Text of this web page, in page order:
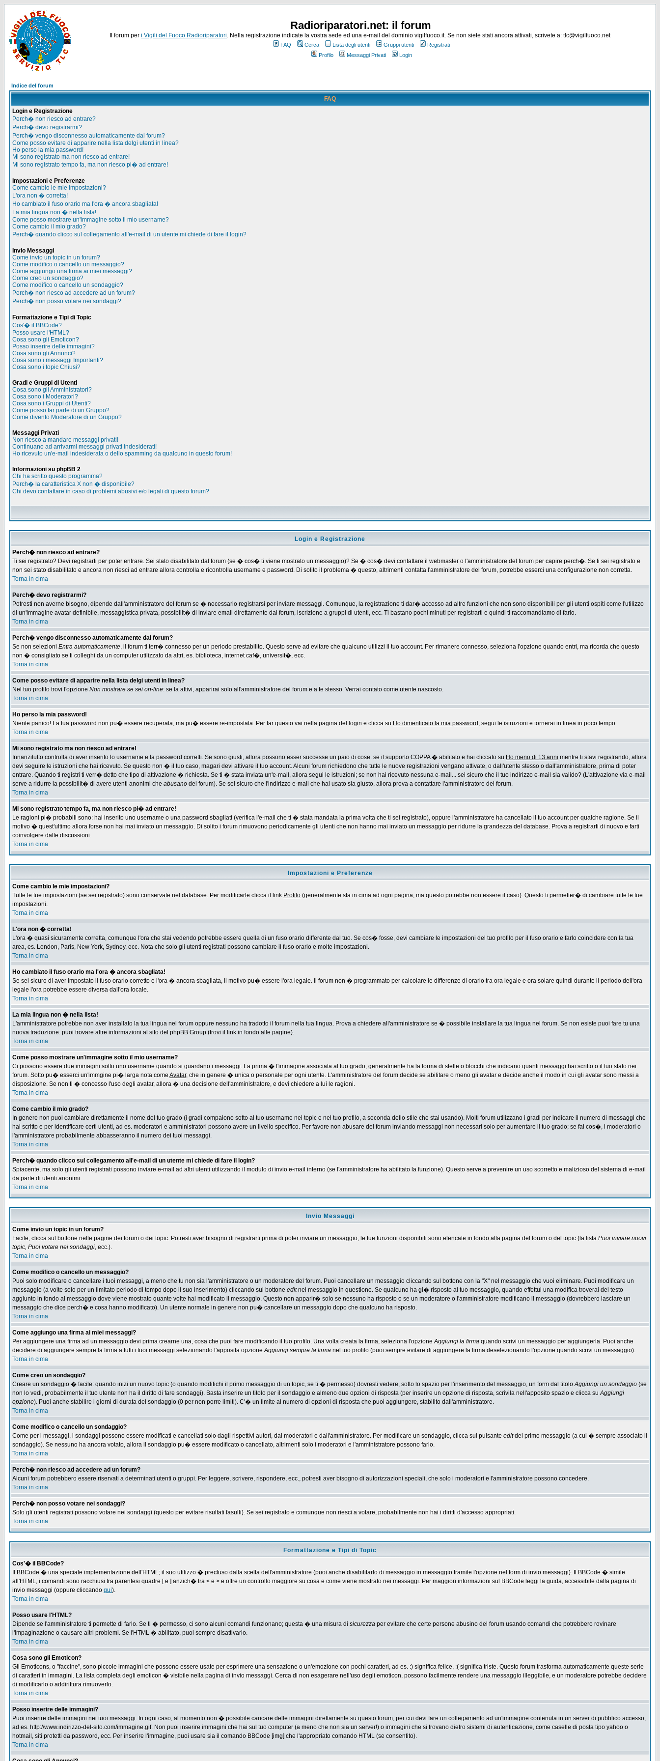
Radioriparatori.net: il forum
Il forum per i Vigili del Fuoco Radioriparatori. Nella registrazione indicate la vostra sede ed una e-mail del dominio vigilfuoco.it. Se non siete stati ancora attivati, scrivete a: tlc@vigilfuoco.net
FAQ Cerca Lista degli utenti Gruppi utenti
Registrati
Profilo
Messaggi Privati Login
Indice del forum
FAQ
Login e Registrazione
Perch� non riesco ad entrare?
Perch� devo registrarmi?
Perch� vengo disconnesso automaticamente dal forum?
Come posso evitare di apparire nella lista delgi utenti in linea?
Ho perso la mia password!
Mi sono registrato ma non riesco ad entrare!
Mi sono registrato tempo fa, ma non riesco pi� ad entrare!
Impostazioni e Preferenze
Come cambio le mie impostazioni?
L'ora non � corretta!
Ho cambiato il fuso orario ma l'ora � ancora sbagliata!
La mia lingua non � nella lista!
Come posso mostrare un'immagine sotto il mio username?
Come cambio il mio grado?
Perch� quando clicco sul collegamento all'e-mail di un utente mi chiede di fare il login?
Invio Messaggi
Come invio un topic in un forum?
Come modifico o cancello un messaggio?
Come aggiungo una firma ai miei messaggi?
Come creo un sondaggio?
Come modifico o cancello un sondaggio?
Perch� non riesco ad accedere ad un forum?
Perch� non posso votare nei sondaggi?
Formattazione e Tipi di Topic
Cos'� il BBCode?
Posso usare l'HTML?
Cosa sono gli Emoticon?
Posso inserire delle immagini?
Cosa sono gli Annunci?
Cosa sono i messaggi Importanti?
Cosa sono i topic Chiusi?
Gradi e Gruppi di Utenti
Cosa sono gli Amministratori?
Cosa sono i Moderatori?
Cosa sono i Gruppi di Utenti?
Come posso far parte di un Gruppo?
Come divento Moderatore di un Gruppo?
Messaggi Privati
Non riesco a mandare messaggi privati!
Continuano ad arrivarmi messaggi privati indesiderati!
Ho ricevuto un'e-mail indesiderata o dello spamming da qualcuno in questo forum!
Informazioni su phpBB 2
Chi ha scritto questo programma?
Perch� la caratteristica X non � disponibile?
Chi devo contattare in caso di problemi abusivi e/o legali di questo forum?
Login e Registrazione
Perch� non riesco ad entrare?
Ti sei registrato? Devi registrarti per poter entrare. Sei stato disabilitato dal forum (se � cos� ti viene mostrato un messaggio)? Se � cos� devi contattare il webmaster o l'amministratore del forum per capire perch�. Se ti sei registrato e
non sei stato disabilitato e ancora non riesci ad entrare allora controlla e ricontrolla username e password. Di solito il problema � questo, altrimenti contatta l'amministratore del forum, potrebbe esserci una configurazione non corretta.
Torna in cima
Perch� devo registrarmi?
Potresti non averne bisogno, dipende dall'amministratore del forum se � necessario registrarsi per inviare messaggi. Comunque, la registrazione ti dar� accesso ad altre funzioni che non sono disponibili per gli utenti ospiti come l'utilizzo
di un'immagine avatar definibile, messaggistica privata, possibilit� di inviare email direttamente dal forum, iscrizione a gruppi di utenti, ecc. Ti bastano pochi minuti per registrarti e quindi ti raccomandiamo di farlo.
Torna in cima
Perch� vengo disconnesso automaticamente dal forum?
Se non selezioni Entra automaticamente, il forum ti terr� connesso per un periodo prestabilito. Questo serve ad evitare che qualcuno utilizzi il tuo account. Per rimanere connesso, seleziona l'opzione quando entri, ma ricorda che questo
non � consigliato se ti colleghi da un computer utilizzato da altri, es. biblioteca, internet caf�, universit�, ecc.
Torna in cima
Come posso evitare di apparire nella lista delgi utenti in linea?
Nel tuo profilo trovi l'opzione Non mostrare se sei on-line: se la attivi, apparirai solo all'amministratore del forum e a te stesso. Verrai contato come utente nascosto.
Torna in cima
Ho perso la mia password!
Niente panico! La tua password non pu� essere recuperata, ma pu� essere re-impostata. Per far questo vai nella pagina del login e clicca su Ho dimenticato la mia password , segui le istruzioni e tornerai in linea in poco tempo.
Torna in cima
Mi sono registrato ma non riesco ad entrare!
Innanzitutto controlla di aver inserito lo username e la password corretti. Se sono giusti, allora possono esser successe un paio di cose: se il supporto COPPA � abilitato e hai cliccato su Ho meno di 13 anni mentre ti stavi registrando, allora
devi seguire le istruzioni che hai ricevuto. Se questo non � il tuo caso, magari devi attivare il tuo account. Alcuni forum richiedono che tutte le nuove registrazioni vengano attivate, o dall'utente stesso o dall'amministratore, prima di poter
entrare. Quando ti registri ti verr� detto che tipo di attivazione � richiesta. Se ti � stata inviata un'e-mail, allora segui le istruzioni; se non hai ricevuto nessuna e-mail... sei sicuro che il tuo indirizzo e-mail sia valido? (L'attivazione via e-mail
serve a ridurre la possibilit� di avere utenti anonimi che abusano del forum). Se sei sicuro che l'indirizzo e-mail che hai usato sia giusto, allora prova a contattare l'amministratore del forum.
Torna in cima
Mi sono registrato tempo fa, ma non riesco pi� ad entrare!
Le ragioni pi� probabili sono: hai inserito uno username o una password sbagliati (verifica l'e-mail che ti � stata mandata la prima volta che ti sei registrato), oppure l'amministratore ha cancellato il tuo account per qualche ragione. Se il
motivo � quest'ultimo allora forse non hai mai inviato un messaggio. Di solito i forum rimuovono periodicamente gli utenti che non hanno mai inviato un messaggio per ridurre la grandezza del database. Prova a registrarti di nuovo e farti
coinvolgere dalle discussioni.
Torna in cima
Impostazioni e Preferenze
Come cambio le mie impostazioni?
Tutte le tue impostazioni (se sei registrato) sono conservate nel database. Per modificarle clicca il link Profilo (generalmente sta in cima ad ogni pagina, ma questo potrebbe non essere il caso). Questo ti permetter� di cambiare tutte le tue
impostazioni.
Torna in cima
L'ora non � corretta!
L'ora � quasi sicuramente corretta, comunque l'ora che stai vedendo potrebbe essere quella di un fuso orario differente dal tuo. Se cos� fosse, devi cambiare le impostazioni del tuo profilo per il fuso orario e farlo coincidere con la tua
area, es. London, Paris, New York, Sydney, ecc. Nota che solo gli utenti registrati possono cambiare il fuso orario e molte impostazioni.
Torna in cima
Ho cambiato il fuso orario ma l'ora � ancora sbagliata!
Se sei sicuro di aver impostato il fuso orario corretto e l'ora � ancora sbagliata, il motivo pu� essere l'ora legale. Il forum non � programmato per calcolare le differenze di orario tra ora legale e ora solare quindi durante il periodo dell'ora
legale l'ora potrebbe essere diversa dall'ora locale.
Torna in cima
La mia lingua non � nella lista!
L'amministratore potrebbe non aver installato la tua lingua nel forum oppure nessuno ha tradotto il forum nella tua lingua. Prova a chiedere all'amministratore se � possibile installare la tua lingua nel forum. Se non esiste puoi fare tu una
nuova traduzione. puoi trovare altre informazioni al sito del phpBB Group (trovi il link in fondo alle pagine).
Torna in cima
Come posso mostrare un'immagine sotto il mio username?
Ci possono essere due immagini sotto uno username quando si guardano i messaggi. La prima � l'immagine associata al tuo grado, generalmente ha la forma di stelle o blocchi che indicano quanti messaggi hai scritto o il tuo stato nei
forum. Sotto pu� esserci un'immgine pi� larga nota come Avatar, che in genere � unica o personale per ogni utente. L'amministratore del forum decide se abilitare o meno gli avatar e decide anche il modo in cui gli avatar sono messi a
disposizione. Se non ti � concesso l'uso degli avatar, allora � una decisione dell'amministratore, e devi chiedere a lui le ragioni.
Torna in cima
Come cambio il mio grado?
In genere non puoi cambiare direttamente il nome del tuo grado (i gradi compaiono sotto al tuo username nei topic e nel tuo profilo, a seconda dello stile che stai usando). Molti forum utilizzano i gradi per indicare il numero di messaggi che
hai scritto e per identificare certi utenti, ad es. moderatori e amministratori possono avere un livello specifico. Per favore non abusare del forum inviando messaggi non necessari solo per aumentare il tuo grado; se fai cos�, i moderatori o
l'amministratore probabilmente abbasseranno il numero dei tuoi messaggi.
Torna in cima
Perch� quando clicco sul collegamento all'e-mail di un utente mi chiede di fare il login?
Spiacente, ma solo gli utenti registrati possono inviare e-mail ad altri utenti utilizzando il modulo di invio e-mail interno (se l'amministratore ha abilitato la funzione). Questo serve a prevenire un uso scorretto e malizioso del sistema di e-mail
da parte di utenti anonimi.
Torna in cima
Invio Messaggi
Come invio un topic in un forum?
Facile, clicca sul bottone nelle pagine dei forum o dei topic. Potresti aver bisogno di registrarti prima di poter inviare un messaggio, le tue funzioni disponibili sono elencate in fondo alla pagina del forum o del topic (la lista Puoi inviare nuovi
topic, Puoi votare nei sondaggi, ecc.).
Torna in cima
Come modifico o cancello un messaggio?
Puoi solo modificare o cancellare i tuoi messaggi, a meno che tu non sia l'amministratore o un moderatore del forum. Puoi cancellare un messaggio cliccando sul bottone con la "X" nel messaggio che vuoi eliminare. Puoi modificare un
messaggio (a volte solo per un limitato periodo di tempo dopo il suo inserimento) cliccando sul bottone editnel messaggio in questione. Se qualcuno ha gi� risposto al tuo messaggio, quando effettui una modifica troverai del testo
aggiunto in fondo al messaggio dove viene mostrato quante volte hai modificato il messaggio. Questo non apparir� solo se nessuno ha risposto o se un moderatore o l'amministratore modificano il messaggio (dovrebbero lasciare un
messaggio che dice perch� e cosa hanno modificato). Un utente normale in genere non pu� cancellare un messaggio dopo che qualcuno ha risposto.
Torna in cima
Come aggiungo una firma ai miei messaggi?
Per aggiungere una firma ad un messaggio devi prima crearne una, cosa che puoi fare modificando il tuo profilo. Una volta creata la firma, seleziona l'opzioneAggiungi la firma quando scrivi un messaggio per aggiungerla. Puoi anche
decidere di aggiungere sempre la firma a tutti i tuoi messaggi selezionando l'apposita opzioneAggiungi sempre la firma nel tuo profilo (puoi sempre evitare di aggiungere la firma deselezionando l'opzione quando scrivi un messaggio).
Torna in cima
Come creo un sondaggio?
Creare un sondaggio � facile: quando inizi un nuovo topic (o quando modifichi il primo messaggio di un topic, se ti � permesso) dovresti vedere, sotto lo spazio per l'inserimento del messaggio, un form dal titoloAggiungi un sondaggio (se
non lo vedi, probabilmente il tuo utente non ha il diritto di fare sondaggi). Basta inserire un titolo per il sondaggio e almeno due opzioni di risposta (per inserire un opzione di risposta, scrivila nell'apposito spazio e clicca suAggiungi
opzione). Puoi anche stabilire i giorni di durata del sondaggio (0 per non porre limiti). C'� un limite al numero di opzioni di risposta che puoi aggiungere, stabilito dall'amministratore.
Torna in cima
Come modifico o cancello un sondaggio?
Come per i messaggi, i sondaggi possono essere modificati e cancellati solo dagli rispettivi autori, dai moderatori e dall'amministratore. Per modificare un sondaggio, clicca sul pulsante editdel primo messaggio (a cui � sempre associato il
sondaggio). Se nessuno ha ancora votato, allora il sondaggio pu� essere modificato o cancellato, altrimenti solo i moderatori e l'amministratore possono farlo.
Torna in cima
Perch� non riesco ad accedere ad un forum?
Alcuni forum potrebbero essere riservati a determinati utenti o gruppi. Per leggere, scrivere, rispondere, ecc., potresti aver bisogno di autorizzazioni speciali, che solo i moderatori e l'amministratore possono concedere.
Torna in cima
Perch� non posso votare nei sondaggi?
Solo gli utenti registrati possono votare nei sondaggi (questo per evitare risultati fasulli). Se sei registrato e comunque non riesci a votare, probabilmente non hai i diritti d'accesso appropriati.
Torna in cima
Formattazione e Tipi di Topic
Cos'� il BBCode?
Il BBCode � una speciale implementazione dell'HTML; il suo utilizzo � precluso dalla scelta dell'amministratore (puoi anche disabilitarlo di messaggio in messaggio tramite l'opzione nel form di invio messaggi). Il BBCode � simile
all'HTML, i comandi sono racchiusi tra parentesi quadre [ e ] anzich� tra < e > e offre un controllo maggiore su cosa e come viene mostrato nei messaggi. Per maggiori informazioni sul BBCode leggi la guida, accessibile dalla pagina di
invio messaggi (oppure cliccando qui).
Torna in cima
Posso usare l'HTML?
Dipende se l'amministratore ti permette di farlo. Se ti � permesso, ci sono alcuni comandi funzionano; questa � una misura di sicurezza per evitare che certe persone abusino del forum usando comandi che potrebbero rovinare
l'impaginazione o causare altri problemi. Se l'HTML � abilitato, puoi sempre disattivarlo.
Torna in cima
Cosa sono gli Emoticon?
Gli Emoticons, o "faccine", sono piccole immagini che possono essere usate per esprimere una sensazione o un'emozione con pochi caratteri, ad es. :) significa felice, :( significa triste. Questo forum trasforma automaticamente queste serie
di caratteri in immagini. La lista completa degli emoticon � visibile nella pagina di invio messaggi. Cerca di non esagerare nell'uso degli emoticon, possono facilmente rendere una messaggio illeggibile, e un moderatore potrebbe decidere
di modificarlo o addirittura rimuoverlo.
Torna in cima
Posso inserire delle immagini?
Puoi inserire delle immagini nei tuoi messaggi. In ogni caso, al momento non � possibile caricare delle immagini direttamente su questo forum, per cui devi fare un collegamento ad un'immagine contenuta in un server di pubblico accesso,
ad es. http://www.indirizzo-del-sito.com/immagine.gif. Non puoi inserire immagini che hai sul tuo computer (a meno che non sia un server!) o immagini che si trovano dietro sistemi di autenticazione, come caselle di posta tipo yahoo o
hotmail, siti protetti da password, ecc. Per inserire l'immagine, puoi usare sia il comando BBCode [img] che l'appropriato comando HTML (se consentito).
Torna in cima